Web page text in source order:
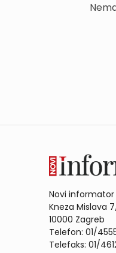
Novi informator
Kneza Mislava
10000 Zagreb
Telefon: 01/
Telefaks: 01/